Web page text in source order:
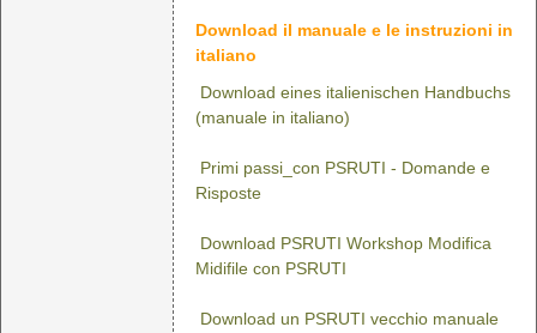
Download il manuale e le instruzioni in
italiano
Download eines italienischen Handbuchs
(manuale in italiano)
Primi passi_con PSRUTI - Domande e
Risposte
Download PSRUTI Workshop Modifica
Midifile con PSRUTI
Download un PSRUTI vecchio manuale